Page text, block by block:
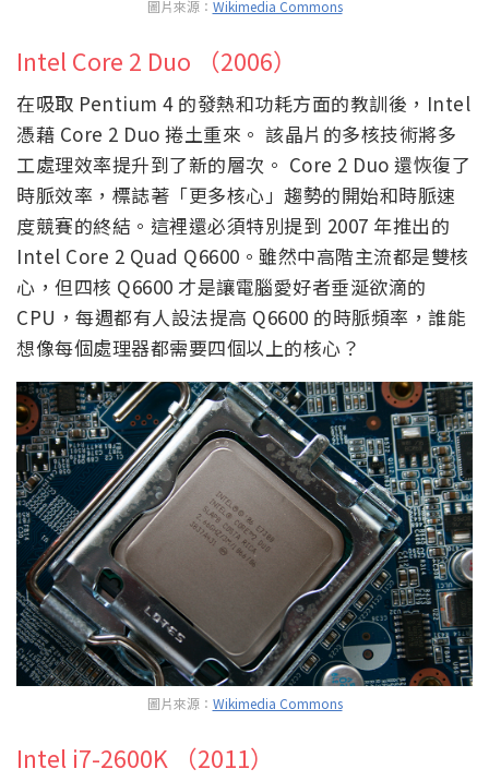
圖片來源： Wikimedia Commons
Intel Core 2 Duo （2006）
在吸取 Pentium 4 的發熱和功耗方面的教訓後，Intel
憑藉 Core 2 Duo 捲土重來。 該晶片的多核技術將多
工處理效率提升到了新的層次。 Core 2 Duo 還恢復了
時脈效率，標誌著「更多核心」趨勢的開始和時脈速
度競賽的終結。這裡還必須特別提到 2007 年推出的
Intel Core 2 Quad Q6600。雖然中高階主流都是雙核
心，但四核 Q6600 才是讓電腦愛好者垂涎欲滴的
CPU，每週都有人設法提高 Q6600 的時脈頻率，誰能
想像每個處理器都需要四個以上的核心？
圖片來源： Wikimedia Commons
Intel i7-2600K （2011）